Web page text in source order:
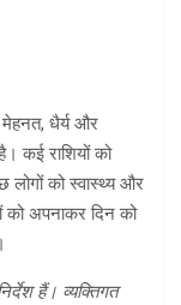
धैर्य और
कई राशियों को
लोगों को स्वास्थ्य और
को अपनाकर दिन को
हैं। व्यक्तिगत